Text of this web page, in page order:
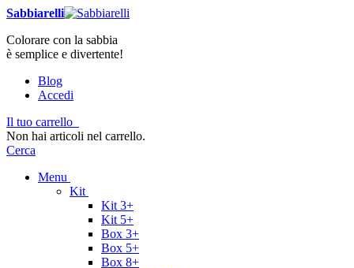
Sabbiarelli
Colorare con la sabbia
è semplice e divertente!
Blog
Accedi
Il tuo carrello
Non hai articoli nel carrello.
Cerca
Menu
Kit
Kit 3+
Kit 5+
Box 3+
Box 5+
Box 8+